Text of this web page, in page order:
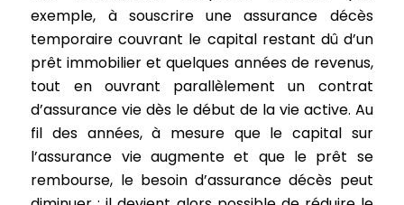
exemple, à souscrire une assurance décès
temporaire couvrant le capital restant dû d’un
prêt immobilier et quelques années de revenus,
tout en ouvrant parallèlement un contrat
d’assurance vie dès le début de la vie active. Au
fil des années, à mesure que le capital sur
l’assurance vie augmente et que le prêt se
rembourse, le besoin d’assurance décès peut